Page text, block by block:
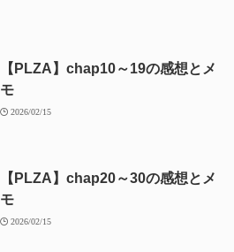
【PLZA】chap10～19の感想とメ
モ
2026/02/15
【PLZA】chap20～30の感想とメ
モ
2026/02/15